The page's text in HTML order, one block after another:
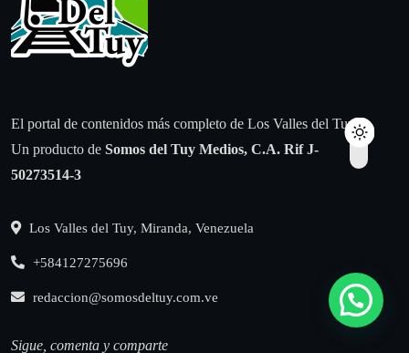
El portal de contenidos más completo de Los Valles del Tuy.
Un producto de Somos del Tuy Medios, C.A. Rif J-
50273514-3
Los Valles del Tuy, Miranda, Venezuela
+584127275696
redaccion@somosdeltuy.com.ve
Sigue, comenta y comparte